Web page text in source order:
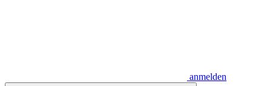
anmelden